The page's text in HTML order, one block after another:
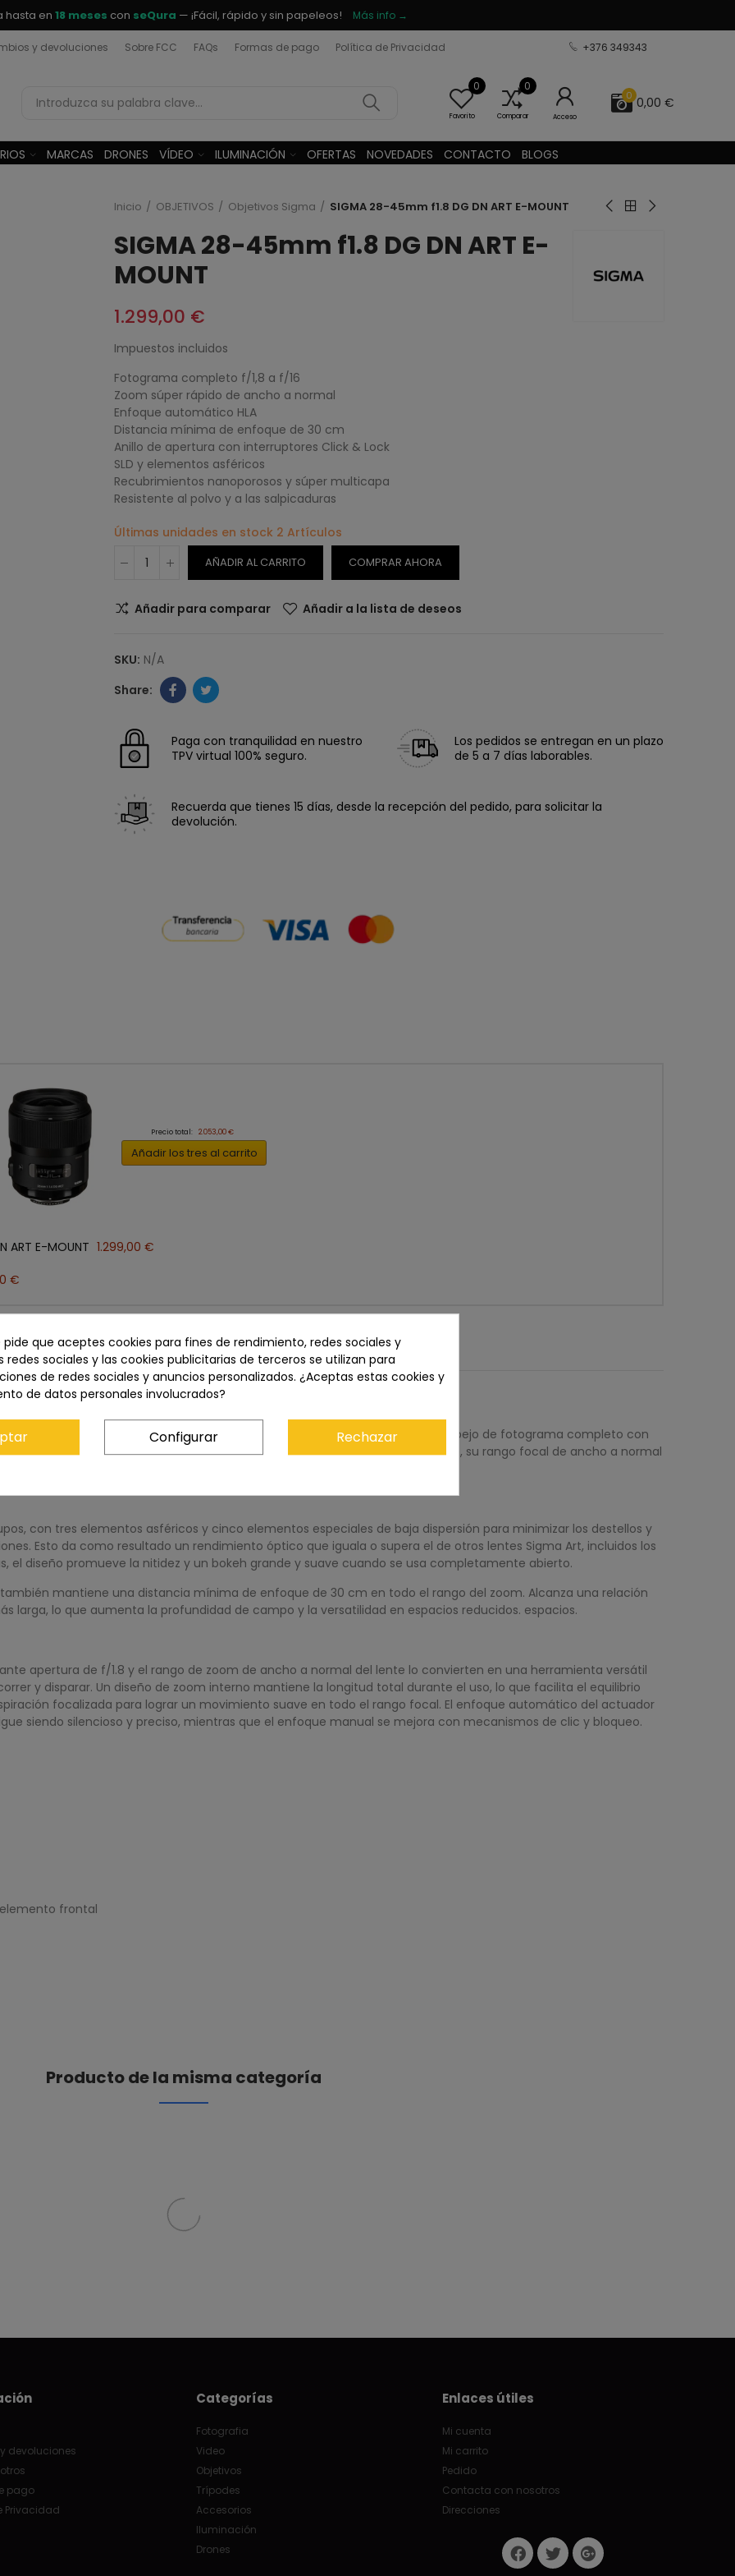
hasta en 18 meses con seQura — ¡Fácil, rápido y sin papeleos! Más info →
y devoluciones Sobre FCC FAQs Formas de pago Política de Privacidad +376 349343
0
Favorito
0
Comparar Acceso
0 0,00 €
MARCAS DRONES VÍDEO ILUMINACIÓN OFERTAS NOVEDADES CONTACTO BLOGS
Inicio OBJETIVOS Objetivos Sigma SIGMA 28-45mm f1.8 DG DN ART E-MOUNT
SIGMA 28-45mm f1.8 DG DN ART E-
MOUNT
1.299,00 €
Impuestos incluidos
Fotograma completo f/1,8 a f/16
Zoom súper rápido de ancho a normal
Enfoque automático HLA
Distancia mínima de enfoque de 30 cm
Anillo de apertura con interruptores Click & Lock
SLD y elementos asféricos
Recubrimientos nanoporosos y súper multicapa
Resistente al polvo y a las salpicaduras
Últimas unidades en stock 2 Artículos
AÑADIR AL CARRITO COMPRAR AHORA
Añadir para comparar Añadir a la lista de deseos
SKU: N/A
Paga con tranquilidad en nuestro
TPV virtual 100% seguro.
Los pedidos se entregan en un plazo
de 5 a 7 días laborables.
Recuerda que tienes 15 días, desde la recepción del pedido, para solicitar la
devolución.
Precio total: 2.053,00 €
Añadir los tres al carrito
ART E-MOUNT 1.299,00 €
€
Descripción Características del producto
mundo
45 mm f/1.8 DG DN, el primer objetivo zoom del mundo para cámaras sin espejo de fotograma completo con
un rendimiento óptico excelente y un diseño y funcionalidad aptos para video, su rango focal de ancho a normal
de imagen.
con tres elementos asféricos y cinco elementos especiales de baja dispersión para minimizar los destellos y
Esto da como resultado un rendimiento óptico que iguala o supera el de otros lentes Sigma Art, incluidos los
el diseño promueve la nitidez y un bokeh grande y suave cuando se usa completamente abierto.
mantiene una distancia mínima de enfoque de 30 cm en todo el rango del zoom. Alcanza una relación
larga, lo que aumenta la profundidad de campo y la versatilidad en espacios reducidos. espacios.
apertura de f/1.8 y el rango de zoom de ancho a normal del lente lo convierten en una herramienta versátil
y disparar. Un diseño de zoom interno mantiene la longitud total durante el uso, lo que facilita el equilibrio
focalizada para lograr un movimiento suave en todo el rango focal. El enfoque automático del actuador
siendo silencioso y preciso, mientras que el enfoque manual se mejora con mecanismos de clic y bloqueo.
frontal
Producto de la misma categoría
devoluciones
pago
Privacidad
Categorías
Fotografia
Video
Objetivos
Trípodes
Accesorios
Iluminación
Drones
Enlaces útiles
Mi cuenta
Mi carrito
Pedido
Contacta con nosotros
Direcciones
que aceptes cookies para fines de rendimiento, redes sociales y
redes sociales y las cookies publicitarias de terceros se utilizan para
de redes sociales y anuncios personalizados. ¿Aceptas estas cookies y
de datos personales involucrados?
Configurar Rechazar